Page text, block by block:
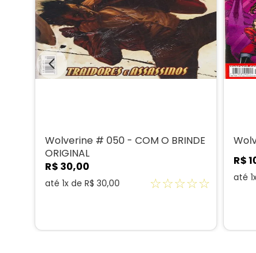
Wolverine # 050 - COM O BRINDE
ORIGINAL
R$ 30,00
até 1x de R$ 30,00 ☆☆☆☆☆
R$
até 1